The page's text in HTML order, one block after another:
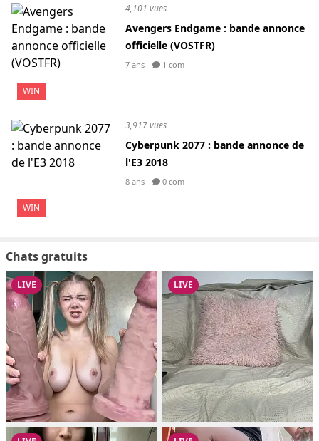
WIN
4,101 vues
Avengers Endgame : bande annonce
officielle (VOSTFR)
7 ans 1 com
WIN
3,917 vues
Cyberpunk 2077 : bande annonce de
l'E3 2018
8 ans 0 com
Chats gratuits